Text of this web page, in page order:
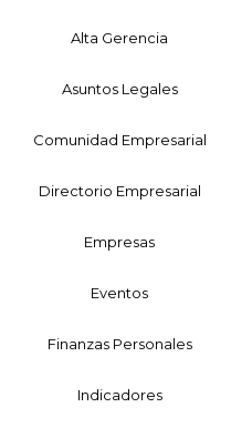
Alta Gerencia
Asuntos Legales
Comunidad Empresarial
Directorio Empresarial
Empresas
Eventos
Finanzas Personales
Indicadores